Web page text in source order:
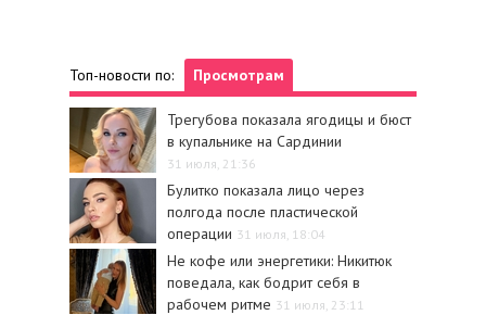
Топ-новости по: Просмотрам
Трегубова показала ягодицы и бюст
в купальнике на Сардинии
31 июля, 21:36
Булитко показала лицо через
полгода после пластической
операции 31 июля, 18:04
Не кофе или энергетики: Никитюк
поведала, как бодрит себя в
рабочем ритме 31 июля, 23:11